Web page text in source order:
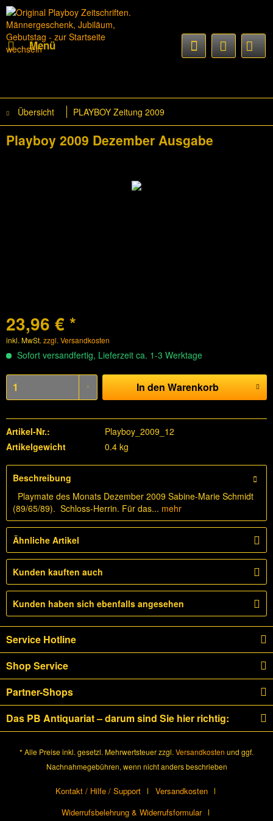
Menü
Übersicht PLAYBOY Zeitung 2009
Playboy 2009 Dezember Ausgabe
23,96 € *
inkl. MwSt. zzgl. Versandkosten
Sofort versandfertig, Lieferzeit ca. 1-3 Werktage
In den Warenkorb
Artikel-Nr.:
Playboy_2009_12
Artikelgewicht
0.4 kg
Beschreibung
Playmate des Monats Dezember 2009 Sabine-Marie Schmidt
(89/65/89). Schloss-Herrin. Für das... mehr
Ähnliche Artikel
Kunden kauften auch
Kunden haben sich ebenfalls angesehen
Service Hotline
Shop Service
Partner-Shops
Das PB Antiquariat – darum sind Sie hier richtig:
* Alle Preise inkl. gesetzl. Mehrwertsteuer zzgl. Versandkosten und ggf.
Nachnahmegebühren, wenn nicht anders beschrieben
Kontakt / Hilfe / Support
Versandkosten
Widerrufsbelehrung & Widerrufsformular